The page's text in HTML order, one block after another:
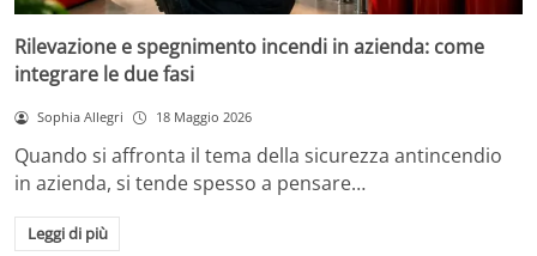
Rilevazione e spegnimento incendi in azienda: come
integrare le due fasi
Sophia Allegri 18 Maggio 2026
Quando si affronta il tema della sicurezza antincendio
in azienda, si tende spesso a pensare…
Leggi di più